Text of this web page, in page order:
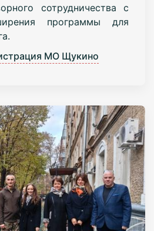
сотрудничества с
программы для
МО Щукино